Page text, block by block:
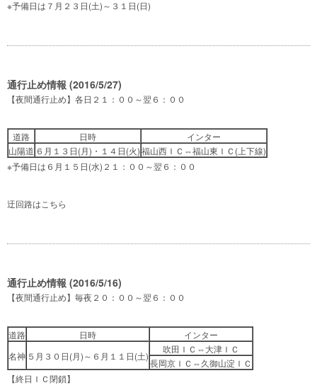
※予備日は７月２３日(土)～３１日(日)
通行止め情報 (2016/5/27)
【夜間通行止め】各日２１：００～翌６：００
道路 日時
インター
山陽道 ６月１３日(月)・１４日(火)福山西ＩＣ⇔福山東ＩＣ(上下線)
※予備日は６月１５日(水)２１：００～翌６：００
迂回路は こちら
通行止め情報 (2016/5/16)
【夜間通行止め】毎夜２０：００～翌６：００
道路 日時
インター
名神 ５月３０日(月)～６月１１日(土)
吹田ＩＣ⇔大津ＩＣ
長岡京ＩＣ⇔久御山淀ＩＣ
【終日ＩＣ閉鎖】